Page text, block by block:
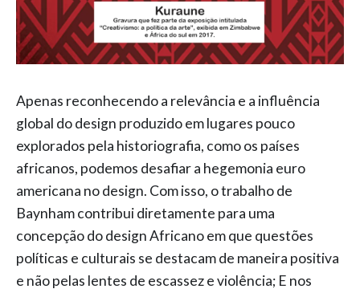
Apenas reconhecendo a relevância e a influência
global do design produzido em lugares pouco
explorados pela historiografia, como os países
africanos, podemos desafiar a hegemonia euro
americana no design. Com isso, o trabalho de
Baynham contribui diretamente para uma
concepção do design Africano em que questões
políticas e culturais se destacam de maneira positiva
e não pelas lentes de escassez e violência; E nos